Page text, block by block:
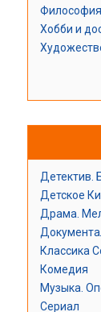
Философия
Хобби и
Детектив.
Детское
Драма.
Классика
Комедия
Музыка.
Сериал